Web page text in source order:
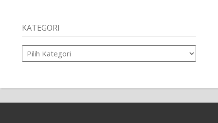
KATEGORI
Kategori